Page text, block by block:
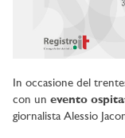
In occasione del
con un evento
giornalista Alessio